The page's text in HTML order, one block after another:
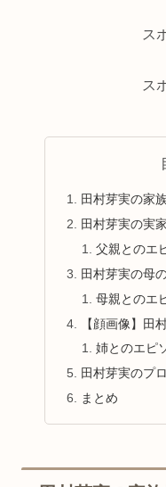
ス
ス
田村芽実の家
田村芽実の実
父親とのエ
田村芽実の母
母親とのエ
【顔画像】田
姉とのエピ
田村芽実のプ
まとめ